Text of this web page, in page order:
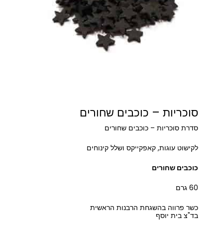
סוכריות – כוכבים שחורים
סדרת סוכריות – כוכבים שחורים
לקישוט עוגות, קאפקייקס ושלל קינוחים
כוכבים שחורים
60 גרם
כשר פרווה בהשגחת הרבנות הראשית
בד"צ בית יוסף